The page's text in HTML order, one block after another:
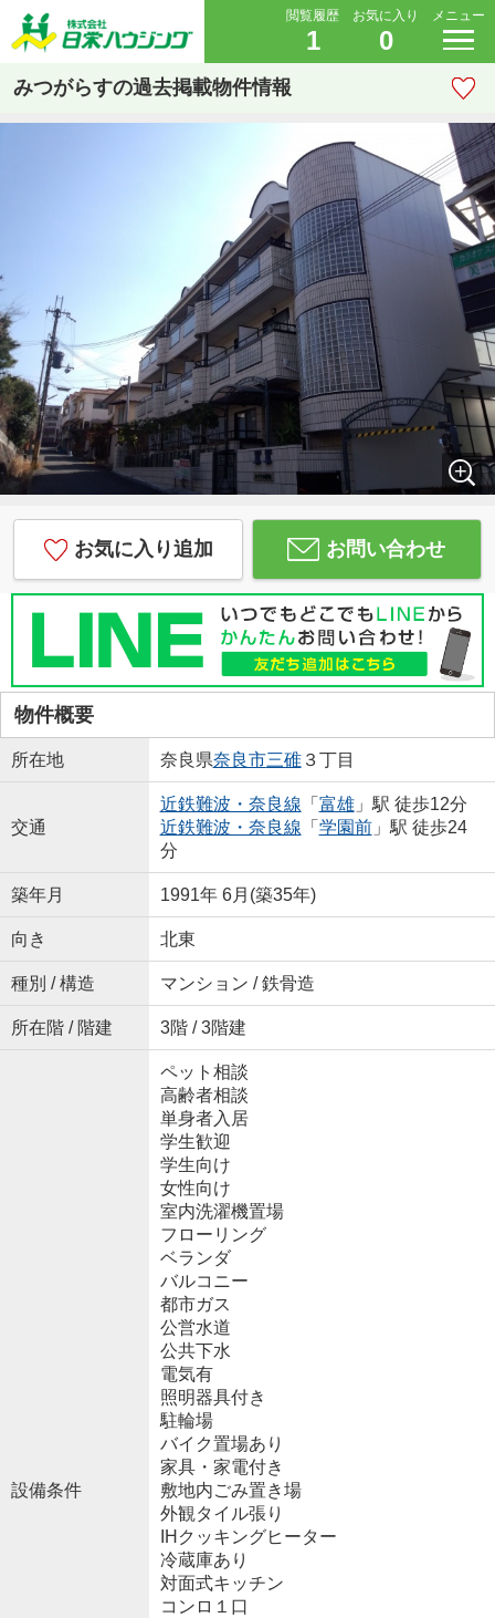
閲覧履歴
1
お気に入り
0
メニュー
みつがらすの過去掲載物件情報
お気に入り追加 お問い合わせ
物件概要
所在地 奈良県奈良市三碓３丁目
交通
近鉄難波・奈良線 「 富雄」駅 徒歩12分
近鉄難波・奈良線 「 学園前」駅 徒歩24
分
築年月 1991年 6月(築35年)
向き 北東
種別 / 構造 マンション / 鉄骨造
所在階 / 階建 3階 / 3階建
設備条件
ペット相談
高齢者相談
単身者入居
学生歓迎
学生向け
女性向け
室内洗濯機置場
フローリング
ベランダ
バルコニー
都市ガス
公営水道
公共下水
電気有
照明器具付き
駐輪場
バイク置場あり
家具・家電付き
敷地内ごみ置き場
外観タイル張り
IHクッキングヒーター
冷蔵庫あり
対面式キッチン
コンロ１口